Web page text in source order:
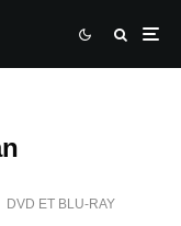
DVD ET BLU-RAY